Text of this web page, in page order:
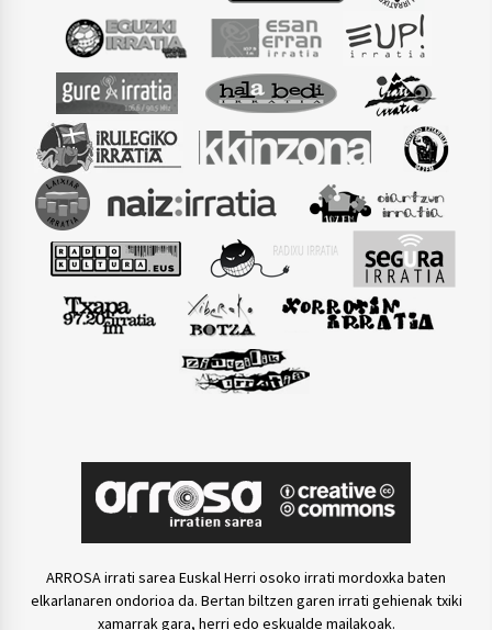
ARROSA irrati sarea Euskal Herri osoko irrati mordoxka baten
elkarlanaren ondorioa da. Bertan biltzen garen irrati gehienak txiki
xamarrak gara, herri edo eskualde mailakoak.